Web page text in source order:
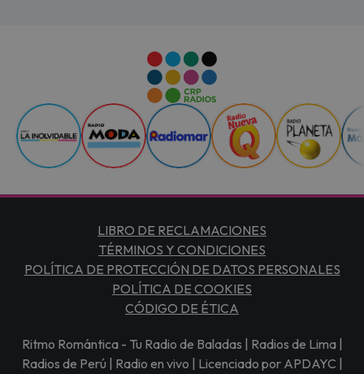
LIBRO DE RECLAMACIONES
TÉRMINOS Y CONDICIONES
POLÍTICA DE PROTECCIÓN DE DATOS PERSONALES
POLÍTICA DE COOKIES
CÓDIGO DE ÉTICA
Ritmo Romántica - Tu Radio de Baladas | Radios de Lima |
Radios de Perú | Radio en vivo | Licenciado por APDAYC |